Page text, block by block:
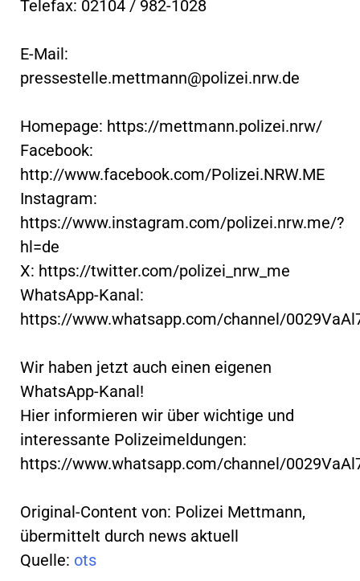
Telefax: 02104 / 982-1028
E-Mail:
pressestelle.mettmann@polizei.nrw.de
Homepage: https://mettmann.polizei.nrw/
Facebook:
http://www.facebook.com/Polizei.NRW.ME
Instagram:
https://www.instagram.com/polizei.nrw.me/?
hl=de
X: https://twitter.com/polizei_nrw_me
WhatsApp-Kanal:
https://www.whatsapp.com/channel/
Wir haben jetzt auch einen eigenen
WhatsApp-Kanal!
Hier informieren wir über wichtige und
interessante Polizeimeldungen:
https://www.whatsapp.com/channel/
Original-Content von: Polizei Mettmann,
übermittelt durch news aktuell
Quelle: ots